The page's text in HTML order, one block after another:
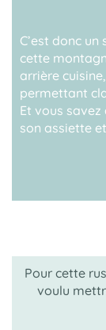
C’est donc
cette
arrière
permettant
Et vous
son assiette
Pour cette
voulu